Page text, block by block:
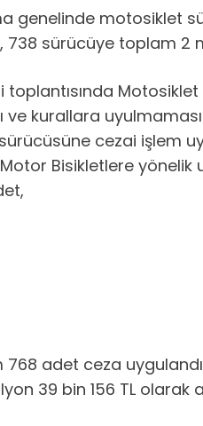
genelinde motosiklet
sürücüye toplam 2
ve kurallara
cezai işlem
Bisikletlere
adet ceza
39 bin 156 TL olarak